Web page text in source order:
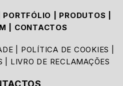
PORTFÓLIO PRODUTOS
CONTACTOS
POLÍTICA DE COOKIES
LIVRO DE RECLAMAÇÕES